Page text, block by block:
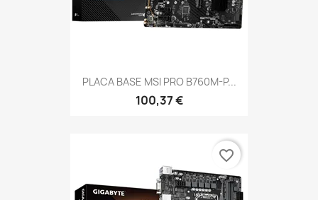
PLACA BASE MSI PRO B760M-P...
100,37 €
favorite_border